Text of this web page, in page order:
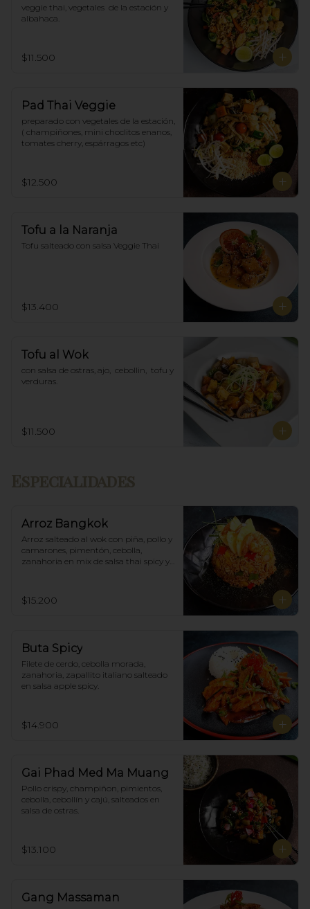
veggie thai, vegetales  de la estación y
albahaca.
$11.500
Pad Thai Veggie
preparado con vegetales de la estación,
( champiñones, mini choclitos enanos,
tomates cherry, espárragos etc)
$12.500
Tofu a la Naranja
Tofu salteado con salsa Veggie Thai
$13.400
Tofu al Wok
con salsa de ostras, ajo,  cebollin,  tofu y
verduras.
$11.500
Arroz Bangkok
Arroz salteado al wok con piña, pollo y
camarones, pimentón, cebolla,
zanahoria en mix de salsa thai spicy y
$15.200
Buta Spicy
Filete de cerdo, cebolla morada,
zanahoria, zapallito italiano salteado
en salsa apple spicy.
$14.900
Gai Phad Med Ma Muang
Pollo crispy, champiñon, pimientos,
cebolla, cebollín y cajú, salteados en
salsa de ostras.
$13.100
Gang Massaman